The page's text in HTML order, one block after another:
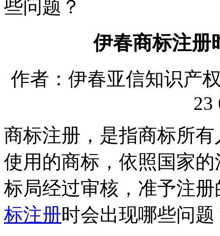
些问题？
伊春商标注册
作者：伊春亚信知识产
23
商标注册，是指商标所
使用的商标，依照国家
标局经过审核，准予注
标注册时会出现哪些问题